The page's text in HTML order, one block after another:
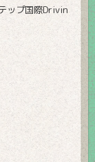
ップ国際Drivin